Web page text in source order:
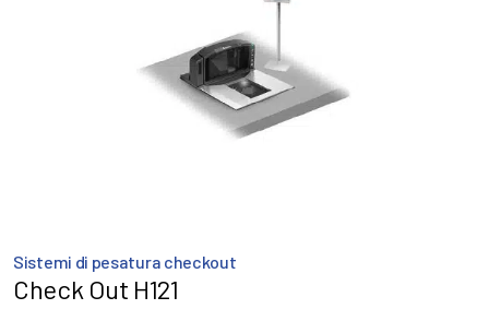
Sistemi di pesatura checkout
Check Out H121